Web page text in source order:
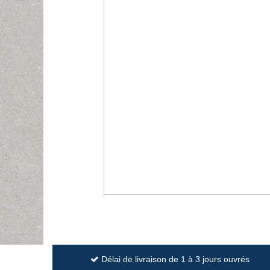
Délai de livraison de 1 à 3 jours ouvrés